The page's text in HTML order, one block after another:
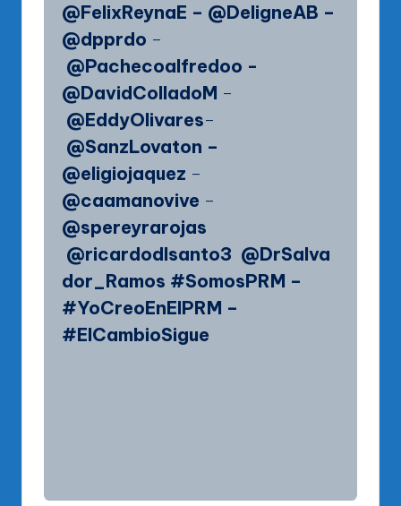
@FelixReynaE – @DeligneAB –
@dpprdo –
@Pachecoalfredoo -
@DavidColladoM –
@EddyOlivares–
@SanzLovaton –
@eligiojaquez –
@caamanovive –
@spereyrarojas
@ricardodlsanto3 @DrSalva
dor_Ramos #SomosPRM –
#YoCreoEnElPRM –
#ElCambioSigue